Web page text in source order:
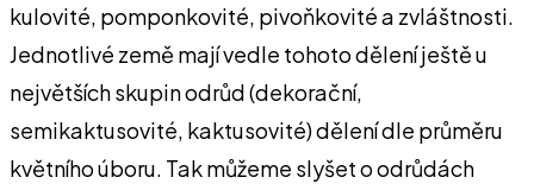
kulovité, pomponkovité, pivoňkovité a zvláštnosti.
Jednotlivé země mají vedle tohoto dělení ještě u
největších skupin odrůd (dekorační,
semikaktusovité, kaktusovité) dělení dle průměru
květního úboru. Tak můžeme slyšet o odrůdách